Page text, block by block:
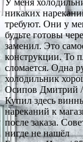
никаких
требуют. Они у
будьте готовы
заменил. Это
конструкции. То
сломается. Одна
холодильник
Осипов Дмитрий/
Купил здесь
нареканий к
после заказа.
нигде не нашёл